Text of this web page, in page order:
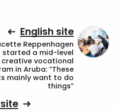
English site
Reppenhagen
started a mid-level
creative vocational
in Aruba: “These
mainly want to do
things”